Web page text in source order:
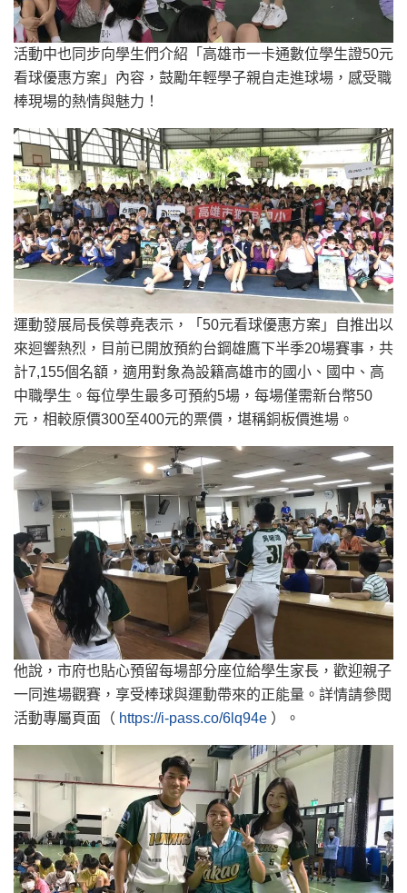
活動中也同步向學生們介紹「高雄市一卡通數位學生證50元
看球優惠方案」內容，鼓勵年輕學子親自走進球場，感受職
棒現場的熱情與魅力！
運動發展局長侯尊堯表示，「50元看球優惠方案」自推出以
來迴響熱烈，目前已開放預約台鋼雄鷹下半季20場賽事，共
計7,155個名額，適用對象為設籍高雄市的國小、國中、高
中職學生。每位學生最多可預約5場，每場僅需新台幣50
元，相較原價300至400元的票價，堪稱銅板價進場。
他說，市府也貼心預留每場部分座位給學生家長，歡迎親子
一同進場觀賽，享受棒球與運動帶來的正能量。詳情請參閱
活動專屬頁面（ https://i-pass.co/6lq94e ）。